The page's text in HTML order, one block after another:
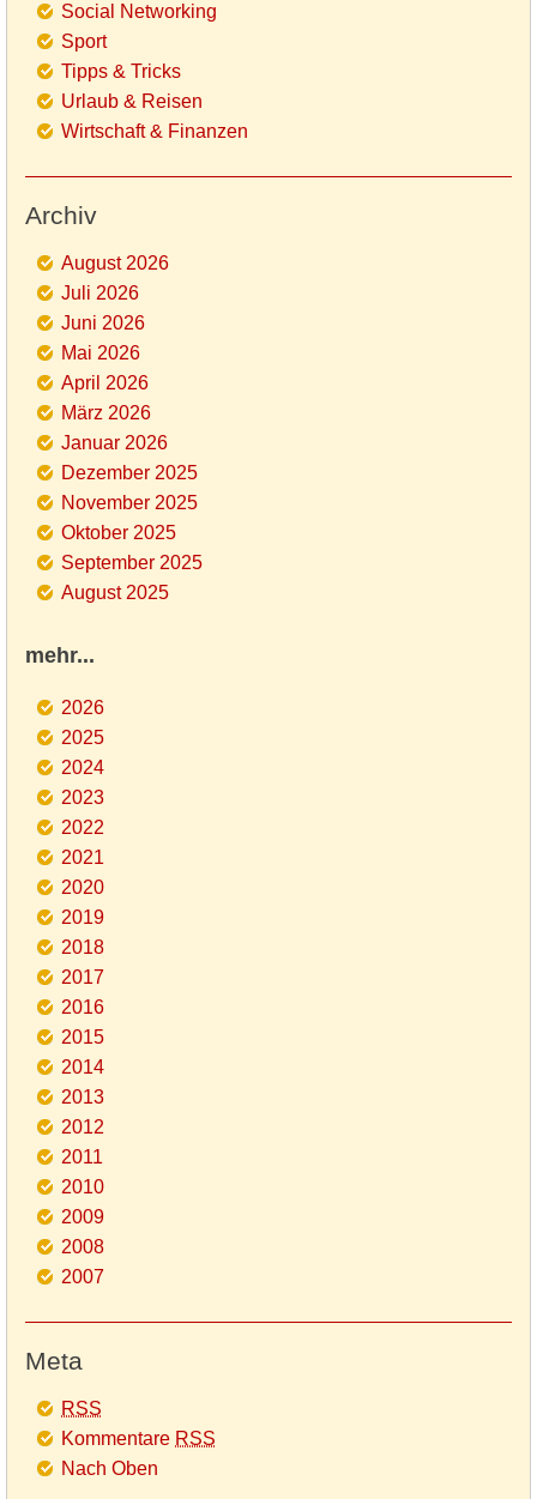
Social Networking
Sport
Tipps & Tricks
Urlaub & Reisen
Wirtschaft & Finanzen
Archiv
August 2026
Juli 2026
Juni 2026
Mai 2026
April 2026
März 2026
Januar 2026
Dezember 2025
November 2025
Oktober 2025
September 2025
August 2025
mehr...
2026
2025
2024
2023
2022
2021
2020
2019
2018
2017
2016
2015
2014
2013
2012
2011
2010
2009
2008
2007
Meta
RSS
Kommentare RSS
Nach Oben